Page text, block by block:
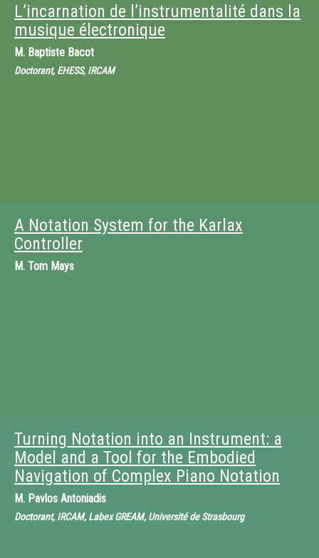
L’incarnation de l’instrumentalité dans la
musique électronique
M. Baptiste Bacot
Doctorant, EHESS, IRCAM
A Notation System for the Karlax
Controller
M. Tom Mays
Turning Notation into an Instrument: a
Model and a Tool for the Embodied
Navigation of Complex Piano Notation
M. Pavlos Antoniadis
Doctorant, IRCAM, Labex GREAM, Université de Strasbourg